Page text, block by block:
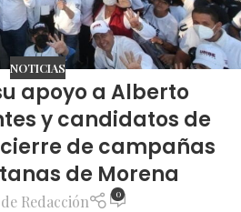
NOTICIAS
apoyo a Alberto
y candidatos de
cierre de campañas
de Morena
Redacción 0